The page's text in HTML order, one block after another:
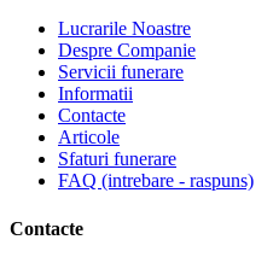
Lucrarile Noastre
Despre Companie
Servicii funerare
Informatii
Contacte
Articole
Sfaturi funerare
FAQ (intrebare - raspuns)
Contacte